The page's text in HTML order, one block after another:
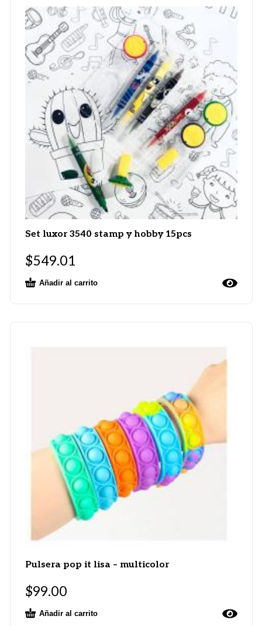
Set luxor 3540 stamp y hobby 15pcs
$549.01
Añadir al carrito
Pulsera pop it lisa – multicolor
$99.00
Añadir al carrito